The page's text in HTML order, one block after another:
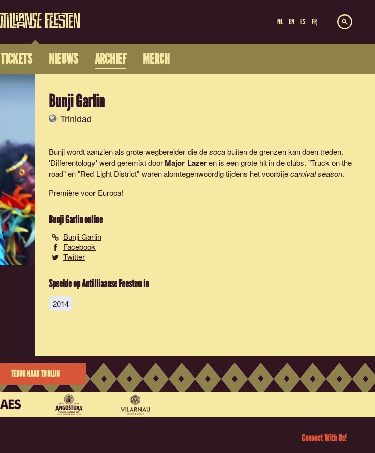
NL EN ES FR
TICKETS NIEUWS ARCHIEF MERCH
Bunji Garlin
Trinidad
Bunji wordt aanzien als grote wegbereider die desocabuiten de grenzen kan doen treden.
'Differentology' werd geremixt door Major Lazeren is een grote hit in de clubs. "Truck on the
road" en "Red Light District" waren alomtegenwoordig tijdens het voorbijecarnival season.
Première voor Europa!
Bunji Garlinonline
Bunji Garlin
Facebook
Twitter
Speelde op Antilliaanse Feesten in
2014
TERUG NAAR TIJDLIJN
Connect With Us!